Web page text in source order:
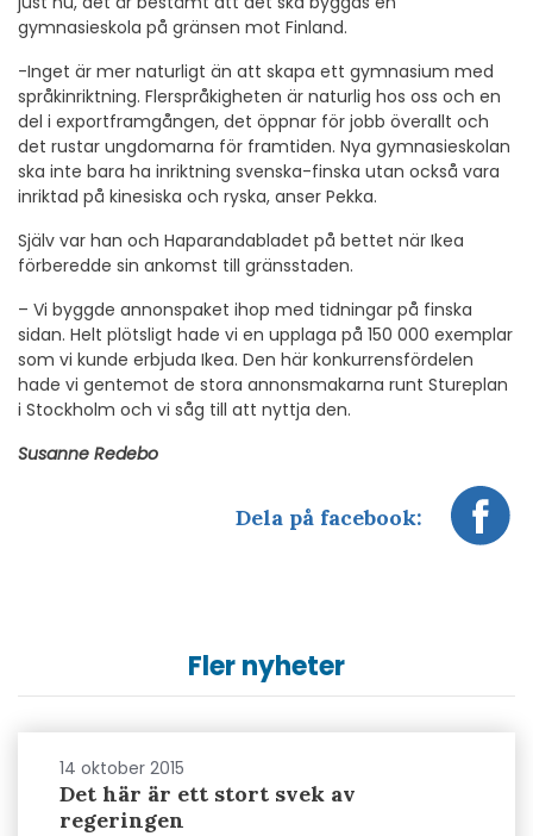
gymnasieskola på gränsen mot Finland.
-Inget är mer naturligt än att skapa ett gymnasium med
språkinriktning. Flerspråkigheten är naturlig hos oss och en
del i exportframgången, det öppnar för jobb överallt och
det rustar ungdomarna för framtiden. Nya gymnasieskolan
ska inte bara ha inriktning svenska-finska utan också vara
inriktad på kinesiska och ryska, anser Pekka.
Själv var han och Haparandabladet på bettet när Ikea
förberedde sin ankomst till gränsstaden.
– Vi byggde annonspaket ihop med tidningar på finska
sidan. Helt plötsligt hade vi en upplaga på 150 000 exemplar
som vi kunde erbjuda Ikea. Den här konkurrensfördelen
hade vi gentemot de stora annonsmakarna runt Stureplan
i Stockholm och vi såg till att nyttja den.
Susanne Redebo
Dela på facebook:
Fler nyheter
14 oktober 2015
Det här är ett stort svek av
regeringen